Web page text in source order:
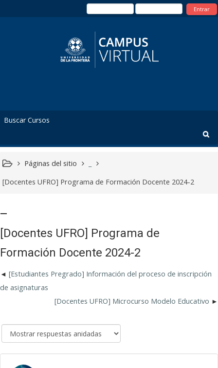
Entrar
Páginas del sitio
[Docentes UFRO] Programa de Formación Docente 2024-2
[Docentes UFRO] Programa de
Formación Docente 2024-2
[Estudiantes Pregrado] Información del proceso de inscripción
de asignaturas
[Docentes UFRO] Microcurso Modelo Educativo